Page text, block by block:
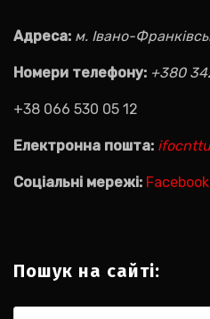
Адреса: м. Івано-
Номери телефону: +380
+38 066 530 05 12
Електронна пошта:
Соціальні мережі: Facebook
Пошук на сайті: